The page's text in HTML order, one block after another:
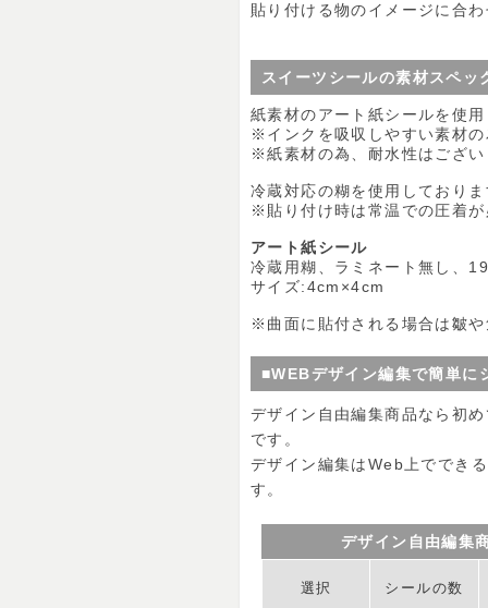
貼り付ける物のイメージに合
スイーツシールの素材スペッ
紙素材のアート紙シールを使
※インクを吸収しやすい素材
※紙素材の為、耐水性はござ
冷蔵対応の糊を使用しており
※貼り付け時は常温での圧着
アート紙シール
冷蔵用糊、ラミネート無し、
サイズ:4cm×4cm
※曲面に貼付される場合は皺
■WEBデザイン編集で簡単に
デザイン自由編集商品なら初
です。
デザイン編集はWeb上ででき
す。
デザイン自由編集
選択 シールの数